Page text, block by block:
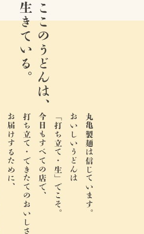
ここのうどんは、
生きている。
丸亀製麺は信じています。
おいしいうどんは
「打ち立て・生」でこそ。
今日もすべての店で、
打ち立て・できたてのおいしさを、
お届けするために、